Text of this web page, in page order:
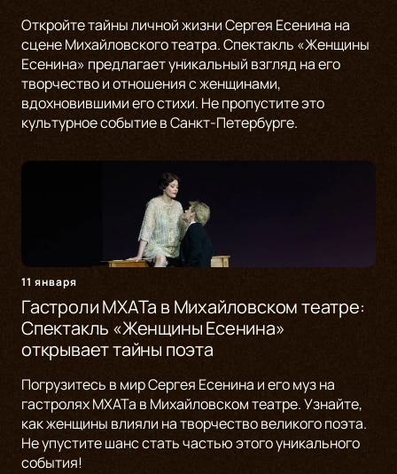
Откройте тайны личной жизни Сергея Есенина на
сцене Михайловского театра. Спектакль «Женщины
Есенина» предлагает уникальный взгляд на его
творчество и отношения с женщинами,
вдохновившими его стихи. Не пропустите это
культурное событие в Санкт-Петербурге.
11 января
Гастроли МХАТа в Михайловском театре:
Спектакль «Женщины Есенина»
открывает тайны поэта
Погрузитесь в мир Сергея Есенина и его муз на
гастролях МХАТа в Михайловском театре. Узнайте,
как женщины влияли на творчество великого поэта.
Не упустите шанс стать частью этого уникального
события!